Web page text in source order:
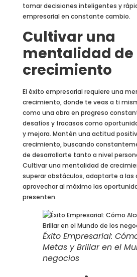
tomar decisiones inteligentes y
empresarial en constante cambio.
Cultivar una
mentalidad de
crecimiento
El éxito empresarial requiere una
crecimiento, donde te veas a ti
como una obra en progreso
desafíos y fracasos como
y mejora. Mantén una actitud
crecimiento, buscando
de desarrollarte tanto a nivel
Cultivar una mentalidad de
superar obstáculos, adaptarte a las
aprovechar al máximo las
presenten.
Éxito Empresarial:
Metas y Brillar en el
negocios